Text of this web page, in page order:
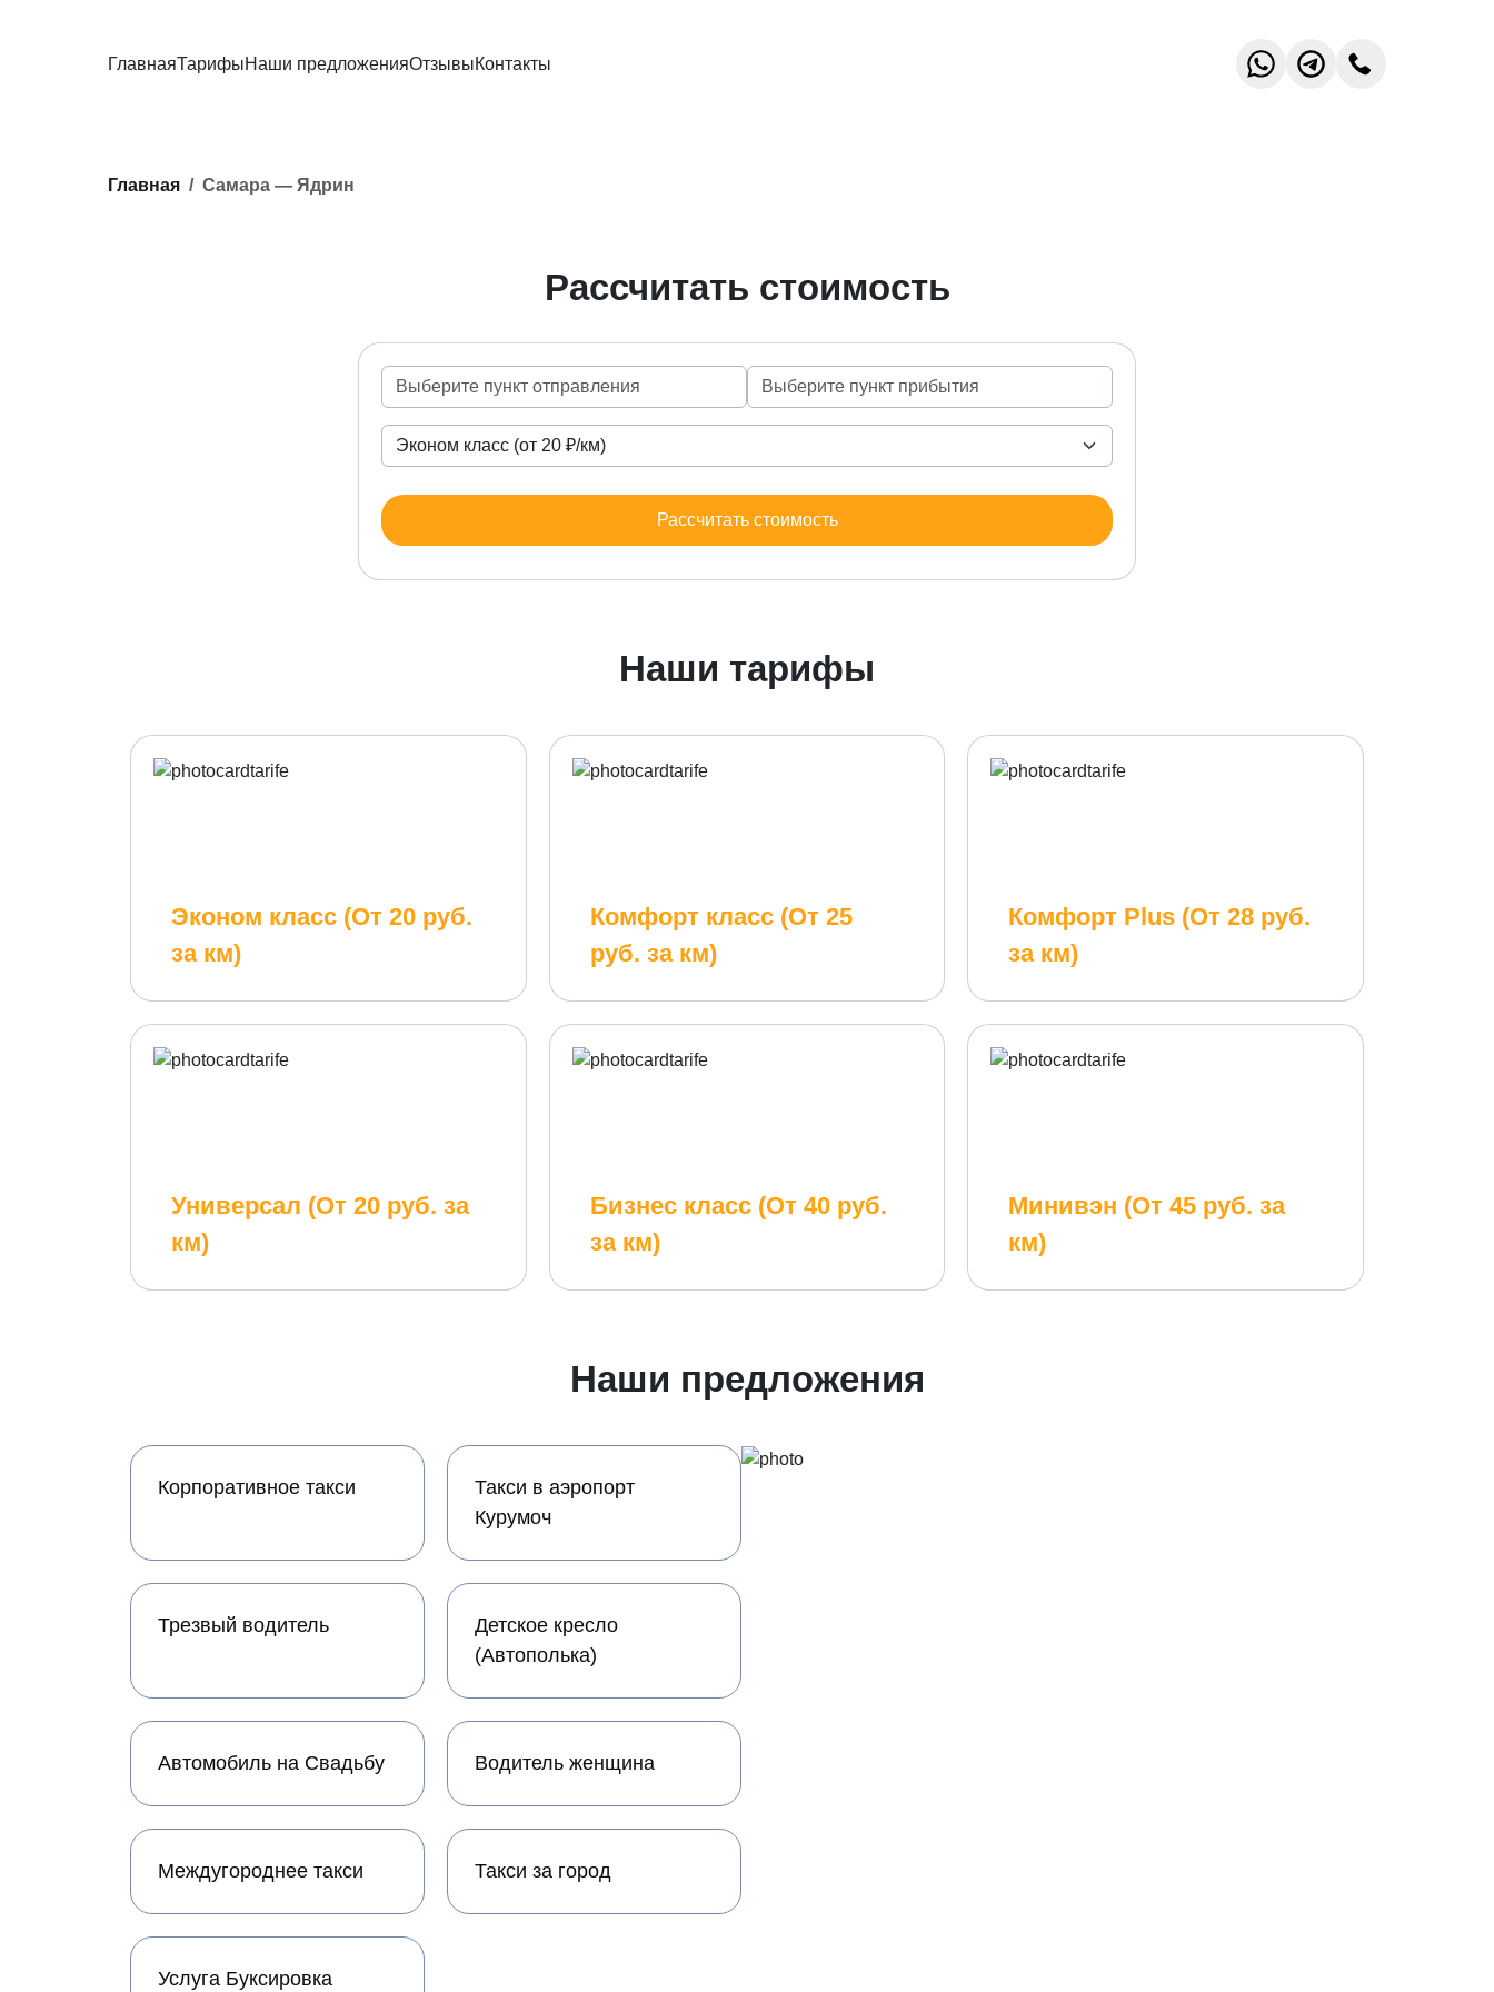
ГлавнаяТарифыНаши предложенияОтзывыКонтакты
Главная Самара — Ядрин
Рассчитать стоимость
Рассчитать стоимость
Наши тарифы
Эконом класс (От 20 руб.
за км)
Комфорт класс (От 25
руб. за км)
Комфорт Plus (От 28 руб.
за км)
Универсал (От 20 руб. за
км)
Бизнес класс (От 40 руб.
за км)
Минивэн (От 45 руб. за
км)
Наши предложения
Корпоративное такси
Такси в аэропорт
Курумоч
Трезвый водитель
Детское кресло
(Автополька)
Автомобиль на Свадьбу Водитель женщина
Междугороднее такси Такси за город
Услуга Буксировка